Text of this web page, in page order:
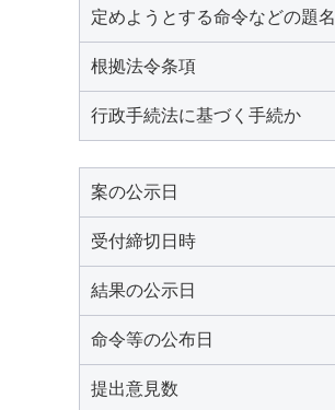
定めようとする命令などの題名
根拠法令条項
行政手続法に基づく手続か
案の公示日
受付締切日時
結果の公示日
命令等の公布日
提出意見数